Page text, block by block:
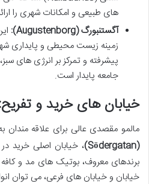
های طبیعی و امکانات شهری را
آگستنبورگ (Augustenborg):
زمینه زیست محیطی و پایداری
پیشرفته و تمرکز بر انرژی های
جامعه پایدار است.
خیابان های خرید و
مالمو مقصدی عالی برای علاقه
(Södergatan)
، خیابان اصلی خرید
برندهای معروف، بوتیک های مد و
خیابان و خیابان های فرعی، می توان